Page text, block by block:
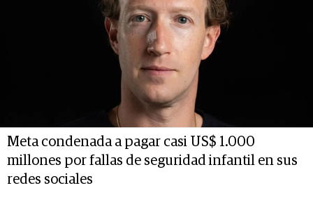
Meta condenada a pagar casi US$ 1.000
millones por fallas de seguridad infantil en sus
redes sociales